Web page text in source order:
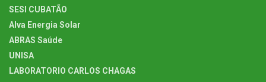
SESI CUBATÃO
Alva Energia Solar
ABRAS Saúde
UNISA
LABORATORIO CARLOS CHAGAS